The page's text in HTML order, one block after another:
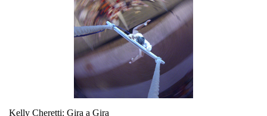
Kelly Cheretti: Gira a Gira